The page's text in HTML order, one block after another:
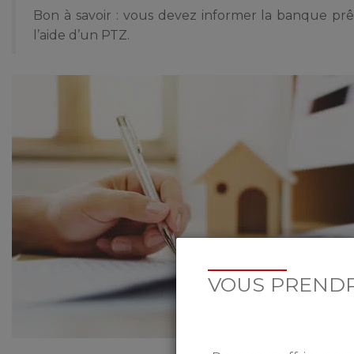
Bon à savoir : vous devez informer la banque
l’aide d’un PTZ.
VOUS